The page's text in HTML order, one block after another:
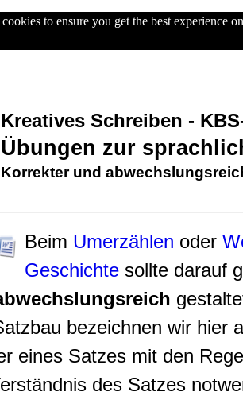
to ensure you get the best experience
Kreatives Schreiben -
Übungen zur
Korrekter und
Beim Umerzählen oder
Geschichte sollte darauf
bezeichnen wir hier
eines Satzes mit den
des Satzes